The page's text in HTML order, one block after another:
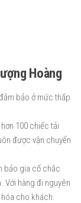
Hoàng
bảo ở mức thấp
100 chiếc tải
được vận chuyển
bảo gia cố chắc
Với hàng đi nguyên
cho khách.